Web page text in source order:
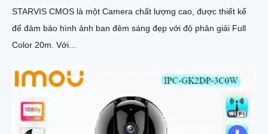
STARVIS CMOS là một Camera chất lượng cao, được thiết kế
để đảm bảo hình ảnh ban đêm sáng đẹp với độ phân giải Full
Color 20m. Với...